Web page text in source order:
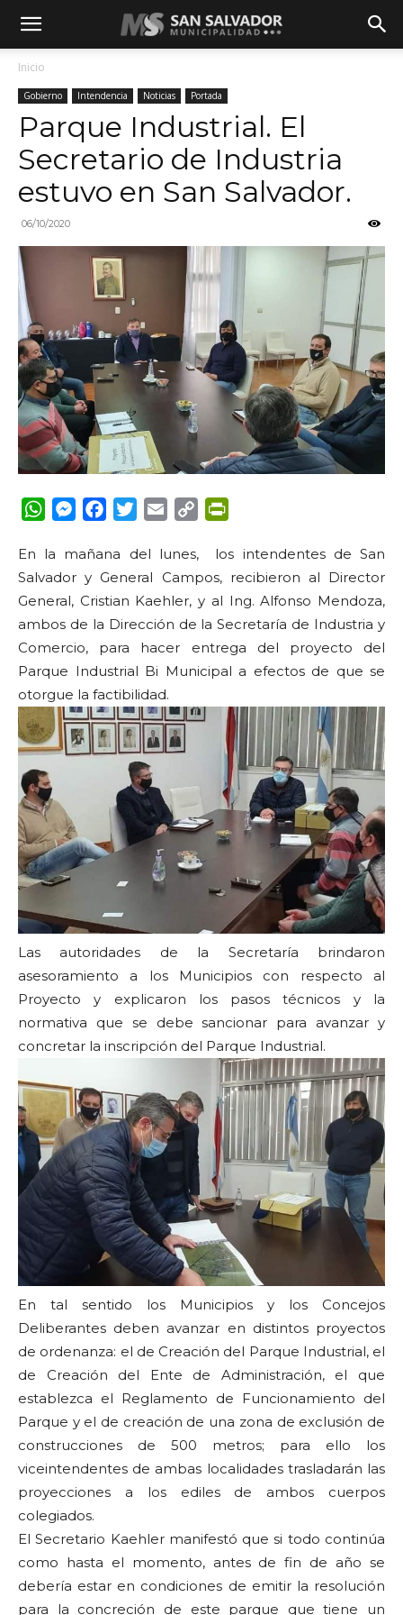
Inicio
Gobierno Intendencia Noticias Portada
Parque Industrial. El
Secretario de Industria
estuvo en San Salvador.
06/10/2020
WhatsApp
Messenger
FacebookTwitterEmail Copy
En la mañana del lunes, los intendentes de San
Salvador y General Campos, recibieron al Director
General, Cristian Kaehler, y al Ing. Alfonso Mendoza,
ambos de la Dirección de la Secretaría de Industria y
Comercio, para hacer entrega del proyecto del
Parque Industrial Bi Municipal a efectos de que se
otorgue la factibilidad.
Las autoridades de la Secretaría brindaron
asesoramiento a los Municipios con respecto al
Proyecto y explicaron los pasos técnicos y la
normativa que se debe sancionar para avanzar y
concretar la inscripción del Parque Industrial.
En tal sentido los Municipios y los Concejos
Deliberantes deben avanzar en distintos proyectos
de ordenanza: el de Creación del Parque Industrial, el
de Creación del Ente de Administración, el que
establezca el Reglamento de Funcionamiento del
Parque y el de creación de una zona de exclusión de
construcciones de 500 metros; para ello los
viceintendentes de ambas localidades trasladarán las
proyecciones a los ediles de ambos cuerpos
colegiados.
El Secretario Kaehler manifestó que si todo continúa
como hasta el momento, antes de fin de año se
debería estar en condiciones de emitir la resolución
para la concreción de este parque que tiene un